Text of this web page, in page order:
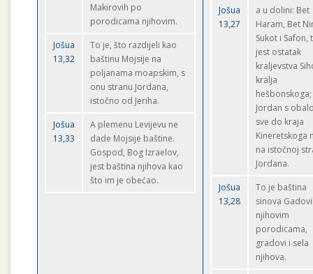
Makirovih po
porodicama njihovim.
Jošua
13,32
To je, što razdijeli kao
baštinu Mojsije na
poljanama moapskim, s
onu stranu Jordana,
istočno od Jeriha.
Jošua
13,33
A plemenu Levijevu ne
dade Mojsije baštine.
Gospod, Bog Izraelov,
jest baština njihova kao
što im je obećao.
Jošua
13,27
a u dolini: Bet
Haram, Bet
Sukot i Safon,
jest ostatak
kraljevstva
kralja
hešbonskoga;
Jordan s
sve do kraja
Kineretskoga
na istočnoj
Jordana.
Jošua
13,28
To je baština
sinova
njihovim
porodicama,
gradovi i sela
njihova.